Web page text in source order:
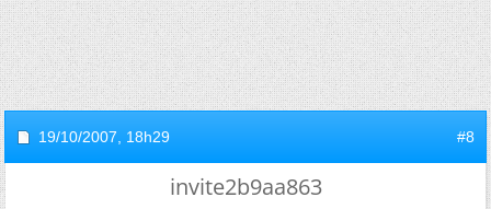
19/10/2007, 18h29 #8
invite2b9aa863